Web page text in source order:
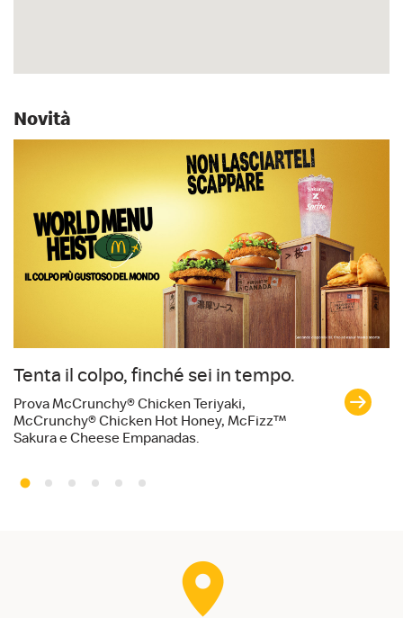
Novità
Tenta il colpo, finché sei in tempo.
Prova McCrunchy® Chicken Teriyaki,
McCrunchy® Chicken Hot Honey, McFizz™
Sakura e Cheese Empanadas.